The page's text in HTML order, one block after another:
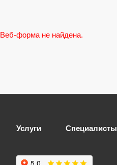
Веб-форма не найдена.
Услуги Специалисты